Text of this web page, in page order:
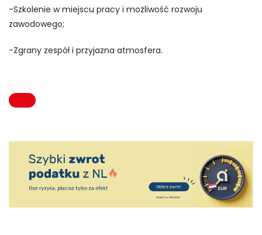
-Szkolenie w miejscu pracy i możliwość rozwoju
zawodowego;
-Zgrany zespół i przyjazna atmosfera.